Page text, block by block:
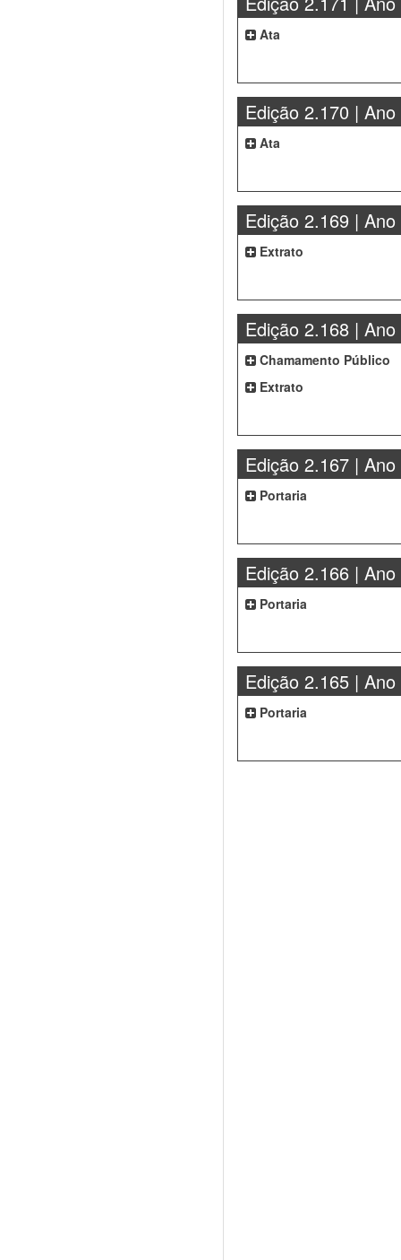
Ata
Edição 2.170 | Ano
Ata
Edição 2.169 | Ano
Extrato
Edição 2.168 | Ano
Chamamento Público
Extrato
Edição 2.167 | Ano
Portaria
Edição 2.166 | Ano
Portaria
Edição 2.165 | Ano
Portaria